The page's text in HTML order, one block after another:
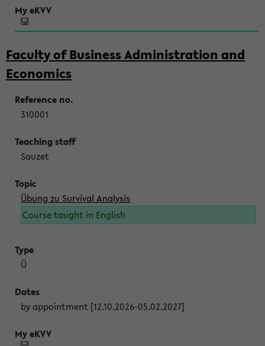
Faculty of Business Administration and
Economics
310001
Sauzet
Übung zu Survival Analysis
Course taught in English
Ü
by appointment [12.10.2026-05.02.2027]